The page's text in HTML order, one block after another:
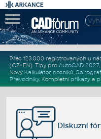
Přes 123.000 registrovaných u
(CZ+EN). Tipy pro AutoCAD 2027
Nový Kalkulátor nosníků,
Převodníky. Kompletní příkazya
Diskuzní